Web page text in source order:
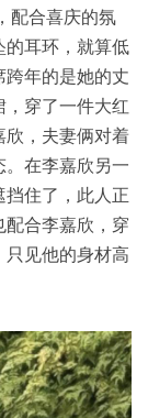
配合喜庆的氛
耳环，就算低
年的是她的丈
穿了一件大红
，夫妻俩对着
在李嘉欣另一
住了，此人正
合李嘉欣，穿
见他的身材高